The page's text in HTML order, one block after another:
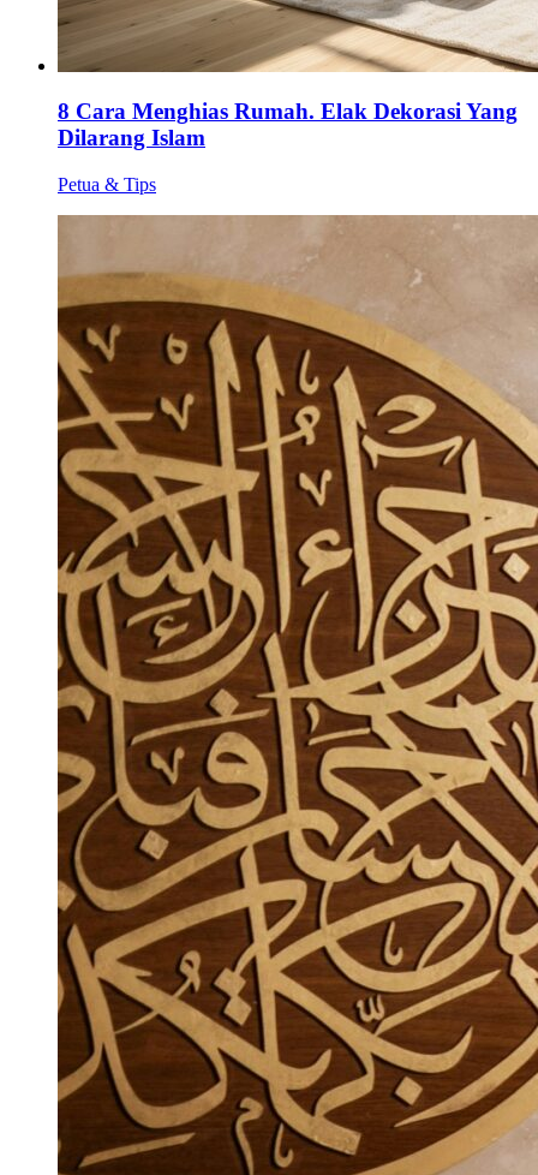
8 Cara Menghias Rumah. Elak Dekorasi Yang
Dilarang Islam
Petua & Tips